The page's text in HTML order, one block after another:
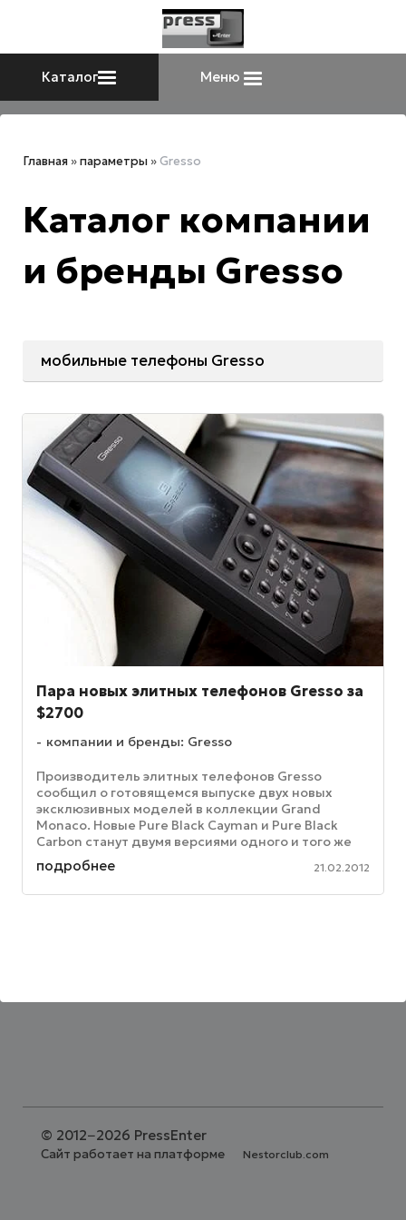
Каталог Меню
Главная »параметры »Gresso
Каталог компании
и бренды Gresso
мобильные телефоны Gresso
Пара новых элитных телефонов Gresso за
$2700
компании и бренды: Gresso
Производитель элитных телефонов Gresso
сообщил о готовящемся выпуске двух новых
эксклюзивных моделей в коллекции Grand
Monaco. Новые Pure Black Cayman и Pure Black
Carbon станут двумя версиями одного и того же
телефона, уже поступившего в продажу в ...
подробнее 21.02.2012
© 2012−2026 PressEnter
Сайт работает на платформе Nestorclub.com